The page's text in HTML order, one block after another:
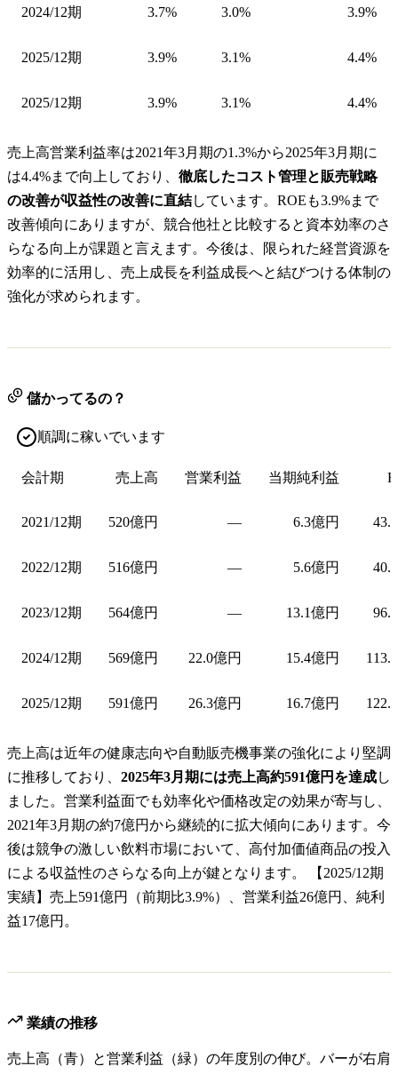
2024/12期 3.7% 3.0% 3.9%
2025/12期 3.9% 3.1% 4.4%
2025/12期 3.9% 3.1% 4.4%
売上高営業利益率は2021年3月期の1.3%から2025年3月期に
は4.4%まで向上しており、 徹底したコスト管理と販売戦略
の改善が収益性の改善に直結しています。ROEも3.9%まで
改善傾向にありますが、競合他社と比較すると資本効率のさ
らなる向上が課題と言えます。今後は、限られた経営資源を
効率的に活用し、売上成長を利益成長へと結びつける体制の
強化が求められます。
儲かってるの？
順調に稼いでいます
会計期 売上高 営業利益 当期純利益
2021/12期 520億円 — 6.3億円
2022/12期 516億円 — 5.6億円
2023/12期 564億円 — 13.1億円
2024/12期 569億円 22.0億円 15.4億円
2025/12期 591億円 26.3億円 16.7億円
売上高は近年の健康志向や自動販売機事業の強化により堅調
に推移しており、 2025年3月期には売上高約591億円を達成し
ました。営業利益面でも効率化や価格改定の効果が寄与し、
2021年3月期の約7億円から継続的に拡大傾向にあります。今
後は競争の激しい飲料市場において、高付加価値商品の投入
による収益性のさらなる向上が鍵となります。 【2025/12期
実績】売上591億円（前期比3.9%）、営業利益26億円、純利
益17億円。
業績の推移
売上高（青）と営業利益（緑）の年度別の伸び。バーが右肩